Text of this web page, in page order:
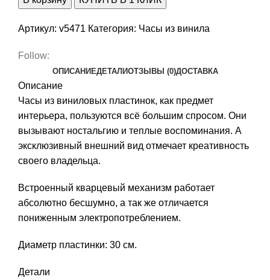
Артикул: v5471 Категория: Часы из винила
Follow:
ОПИСАНИЕДЕТАЛИОТЗЫВЫ (0)ДОСТАВКА
Описание
Часы из виниловых пластинок, как предмет
интерьера, пользуются всё большим спросом. Они
вызывают ностальгию и теплые воспоминания. А
эксклюзивный внешний вид отмечает креативность
своего владельца.
Встроенный кварцевый механизм работает
абсолютно бесшумно, а так же отличается
пониженным электропотреблением.
Диаметр пластинки: 30 см.
Детали